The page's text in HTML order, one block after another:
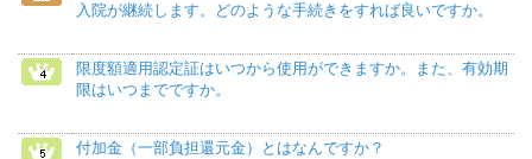
入院が継続します。どのような手続きをすれば良いですか。
限度額適用認定証はいつから使用ができますか。また、有効期
限はいつまでですか。
付加金（一部負担還元金）とはなんですか？